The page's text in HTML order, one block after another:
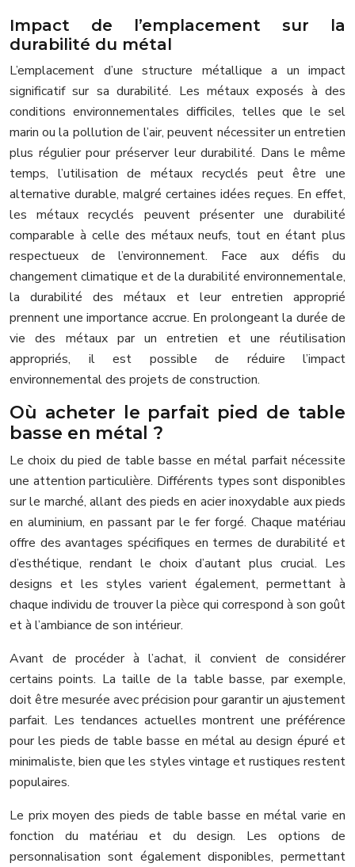
Impact de l’emplacement sur la
durabilité du métal
L’emplacement d’une structure métallique a un impact
significatif sur sa durabilité. Les métaux exposés à des
conditions environnementales difficiles, telles que le sel
marin ou la pollution de l’air, peuvent nécessiter un entretien
plus régulier pour préserver leur durabilité. Dans le même
temps, l’utilisation de métaux recyclés peut être une
alternative durable, malgré certaines idées reçues. En effet,
les métaux recyclés peuvent présenter une durabilité
comparable à celle des métaux neufs, tout en étant plus
respectueux de l’environnement. Face aux défis du
changement climatique et de la durabilité environnementale,
la durabilité des métaux et leur entretien approprié
prennent une importance accrue. En prolongeant la durée de
vie des métaux par un entretien et une réutilisation
appropriés, il est possible de réduire l’impact
environnemental des projets de construction.
Où acheter le parfait pied de table
basse en métal ?
Le choix du pied de table basse en métal parfait nécessite
une attention particulière. Différents types sont disponibles
sur le marché, allant des pieds en acier inoxydable aux pieds
en aluminium, en passant par le fer forgé. Chaque matériau
offre des avantages spécifiques en termes de durabilité et
d’esthétique, rendant le choix d’autant plus crucial. Les
designs et les styles varient également, permettant à
chaque individu de trouver la pièce qui correspond à son goût
et à l’ambiance de son intérieur.
Avant de procéder à l’achat, il convient de considérer
certains points. La taille de la table basse, par exemple,
doit être mesurée avec précision pour garantir un ajustement
parfait. Les tendances actuelles montrent une préférence
pour les pieds de table basse en métal au design épuré et
minimaliste, bien que les styles vintage et rustiques restent
populaires.
Le prix moyen des pieds de table basse en métal varie en
fonction du matériau et du design. Les options de
personnalisation sont également disponibles, permettant